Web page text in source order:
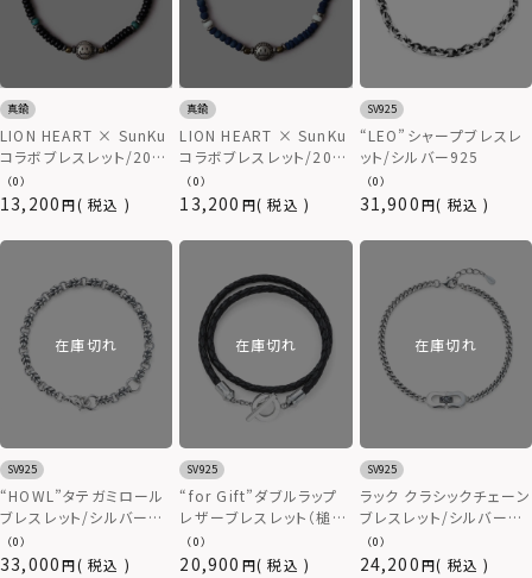
真鍮
LION HEART × SunKu
コラボブレスレット/2020
年モデル/TYPE C（オニ
キス）
13,200 税込
（0）
真鍮
LION HEART × SunKu
コラボブレスレット/2020
年モデル/TYPE B（ココ
ナッツビーズ）
13,200 税込
（0）
SV925
“LEO”シャープブレスレ
ット/シルバー925
31,900 税込
（0）
在庫切れ
SV925
“HOWL”タテガミロール
ブレスレット/シルバー
925
33,000 税込
（0）
在庫切れ
SV925
“for Gift”ダブルラップ
レザーブレスレット（槌
目）/シルバー925
20,900 税込
（0）
在庫切れ
SV925
ラック クラシックチェーン
ブレスレット/シルバー
925
24,200 税込
（0）